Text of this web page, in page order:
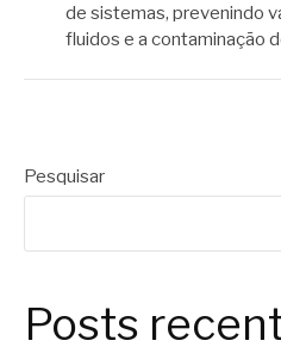
de sistemas, prevenindo
fluidos e a contaminação
Pesquisar
Posts